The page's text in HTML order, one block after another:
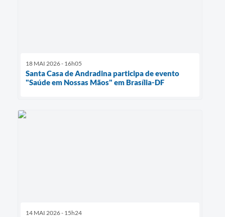
18 MAI 2026 - 16h05
Santa Casa de Andradina participa de evento
"Saúde em Nossas Mãos" em Brasília-DF
14 MAI 2026 - 15h24